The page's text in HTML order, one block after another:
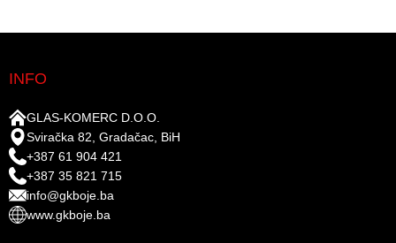
INFO
GLAS-KOMERC D.O.O.
Sviračka 82, Gradačac, BiH
+387 61 904 421
+387 35 821 715
info@gkboje.ba
www.gkboje.ba